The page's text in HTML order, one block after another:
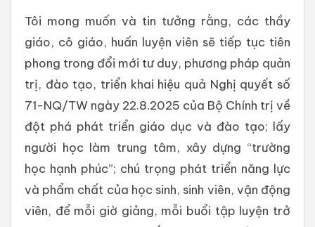
Tôi mong muốn và tin tưởng rằng, các thầy
giáo, cô giáo, huấn luyện viên sẽ tiếp tục tiên
phong trong đổi mới tư duy, phương pháp quản
trị, đào tạo, triển khai hiệu quả Nghị quyết số
71-NQ/TW ngày 22.8.2025 của Bộ Chính trị về
đột phá phát triển giáo dục và đào tạo; lấy
người học làm trung tâm, xây dựng “trường
học hạnh phúc”; chú trọng phát triển năng lực
và phẩm chất của học sinh, sinh viên, vận động
viên, để mỗi giờ giảng, mỗi buổi tập luyện trở